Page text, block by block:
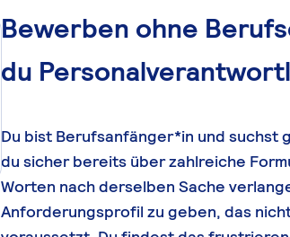
Bewerben ohne
du
Du bist Berufsanfänger*in und suchst
du sicher bereits über zahlreiche
Worten nach derselben Sache
Anforderungsprofil zu geben, das